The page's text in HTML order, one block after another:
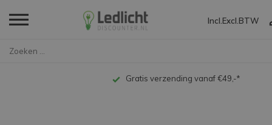
Incl. Excl. BTW
Gratis verzending vanaf €49,-*